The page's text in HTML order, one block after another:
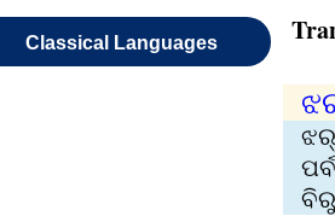
Classical Languages